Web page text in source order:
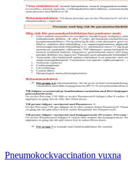
Pneumokockvaccination vuxna